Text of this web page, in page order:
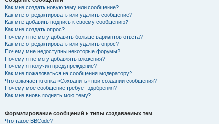
Как мне создать новую тему или сообщение?
Как мне отредактировать или удалить сообщение?
Как мне добавить подпись к своему сообщению?
Как мне создать опрос?
Почему я не могу добавить больше вариантов ответа?
Как мне отредактировать или удалить опрос?
Почему мне недоступны некоторые форумы?
Почему я не могу добавлять вложения?
Почему я получил предупреждение?
Как мне пожаловаться на сообщения модератору?
Что означает кнопка «Сохранить» при создании сообщения?
Почему моё сообщение требует одобрения?
Как мне вновь поднять мою тему?
Форматирование сообщений и типы создаваемых тем
Что такое BBCode?